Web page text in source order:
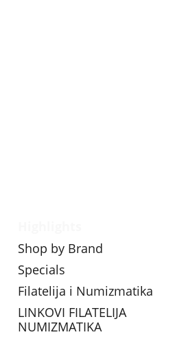
Shop by Brand
Specials
Filatelija i Numizmatika
LINKOVI FILATELIJA
NUMIZMATIKA